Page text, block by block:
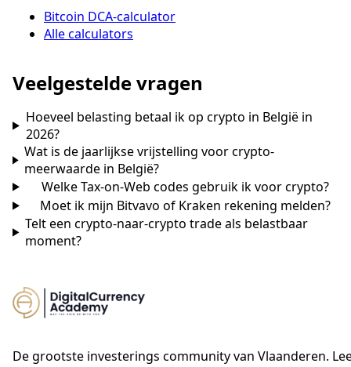
Bitcoin DCA-calculator
Alle calculators
Veelgestelde vragen
Hoeveel belasting betaal ik op crypto in België in
2026?
Wat is de jaarlijkse vrijstelling voor crypto-
meerwaarde in België?
Welke Tax-on-Web codes gebruik ik voor crypto?
Moet ik mijn Bitvavo of Kraken rekening melden?
Telt een crypto-naar-crypto trade als belastbaar
moment?
De grootste investerings community van Vlaanderen.